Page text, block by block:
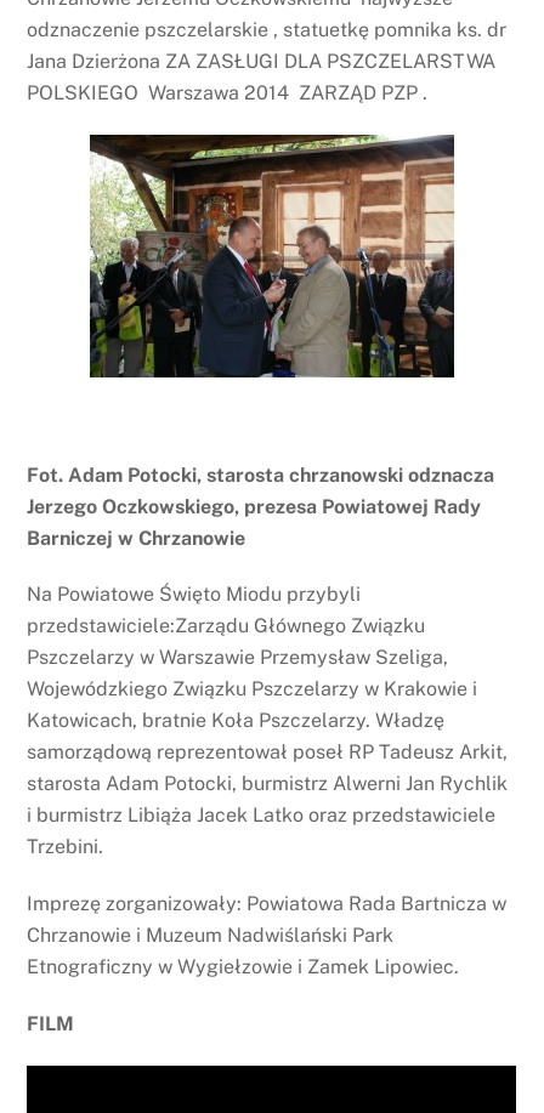
odznaczenie pszczelarskie , statuetkę pomnika ks. dr
Jana Dzierżona ZA ZASŁUGI DLA PSZCZELARSTWA
POLSKIEGO Warszawa 2014 ZARZĄD PZP .
Fot. Adam Potocki, starosta chrzanowski odznacza
Jerzego Oczkowskiego, prezesa Powiatowej Rady
Barniczej w Chrzanowie
Na Powiatowe Święto Miodu przybyli
przedstawiciele:Zarządu Głównego Związku
Pszczelarzy w Warszawie Przemysław Szeliga,
Wojewódzkiego Związku Pszczelarzy w Krakowie i
Katowicach, bratnie Koła Pszczelarzy. Władzę
samorządową reprezentował poseł RP Tadeusz Arkit,
starosta Adam Potocki, burmistrz Alwerni Jan Rychlik
i burmistrz Libiąża Jacek Latko oraz przedstawiciele
Trzebini.
Imprezę zorganizowały: Powiatowa Rada Bartnicza w
Chrzanowie i Muzeum Nadwiślański Park
Etnograficzny w Wygiełzowie i Zamek Lipowiec.
FILM